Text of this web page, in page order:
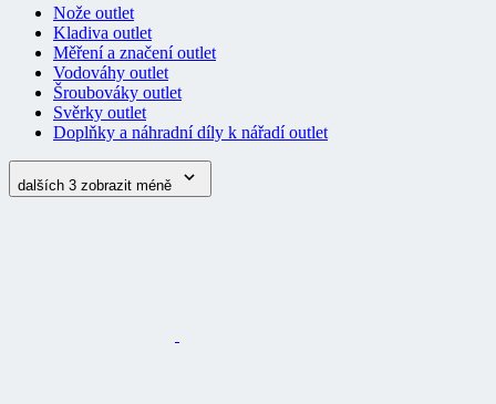
Nože outlet
Kladiva outlet
Měření a značení outlet
Vodováhy outlet
Šroubováky outlet
Svěrky outlet
Doplňky a náhradní díly k nářadí outlet
dalších 3 zobrazit méně